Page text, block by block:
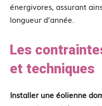
énergivores, assurant
longueur d’année.
Les
et techniques
Installer une éolienne